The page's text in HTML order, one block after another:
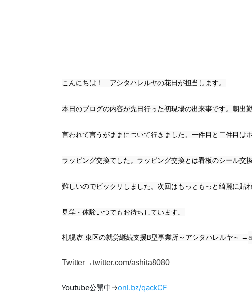
こんにちは！　アシタハレルヤの花田が担当します。
本日のブログの内容が先日行った初現場の出来事です。朝出
言われて言うがままについて行きました。一件目と二件目は
ラッピング交換でした。ラッピング交換とは看板のシール交
難しいのでビックリしました。次回はもっともっと綺麗に貼
見学・体験いつでもお待ちしています。
札幌市 東区の就労継続支援B型事業所～アシタハレルヤ～ →
Twitter→twitter.com/ashita8080
Youtube公開中→onl.bz/qackCF